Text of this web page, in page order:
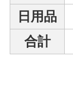
日用品
合計